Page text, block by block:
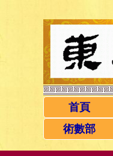
首頁
術數部